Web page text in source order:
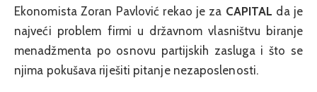
Ekonomista Zoran Pavlović rekao je za CAPITAL da je
najveći problem firmi u državnom vlasništvu biranje
menadžmenta po osnovu partijskih zasluga i što se
njima pokušava riješiti pitanje nezaposlenosti.